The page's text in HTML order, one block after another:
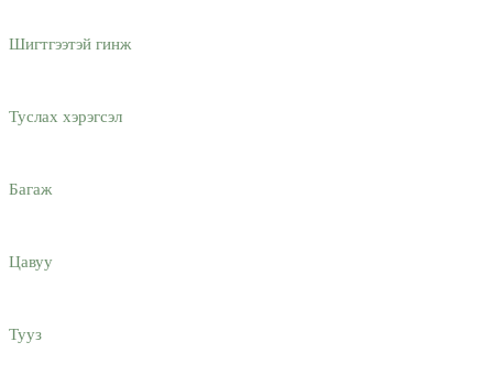
Шигтгээтэй гинж
Туслах хэрэгсэл
Багаж
Цавуу
Тууз